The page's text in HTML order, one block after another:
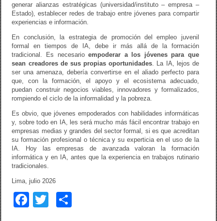
generar alianzas estratégicas (universidad/instituto – empresa –
Estado), establecer redes de trabajo entre jóvenes para compartir
experiencias e información.
En conclusión, la estrategia de promoción del empleo juvenil
formal en tiempos de IA, debe ir más allá de la formación
tradicional. Es necesarioempoderar a los jóvenes para que
sean creadores de sus propias oportunidades . La IA, lejos de
ser una amenaza, debería convertirse en el aliado perfecto para
que, con la formación, el apoyo y el ecosistema adecuado,
puedan construir negocios viables, innovadores y formalizados,
rompiendo el ciclo de la informalidad y la pobreza.
Es obvio, que jóvenes empoderados con habilidades informáticas
y, sobre todo en IA, les será mucho más fácil encontrar trabajo en
empresas medias y grandes del sector formal, si es que acreditan
su formación profesional o técnica y su experticia en el uso de la
IA. Hoy las empresas de avanzada valoran la formación
informática y en IA, antes que la experiencia en trabajos rutinario
tradicionales.
Lima, julio 2026
F
T